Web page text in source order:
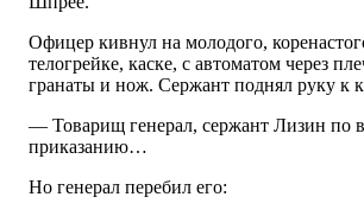
Офицер кивнул на молодого,
телогрейке, каске, с автоматом через
гранаты и нож. Сержант поднял руку к
— Товарищ генерал, сержант Лизин по
приказанию…
Но генерал перебил его: